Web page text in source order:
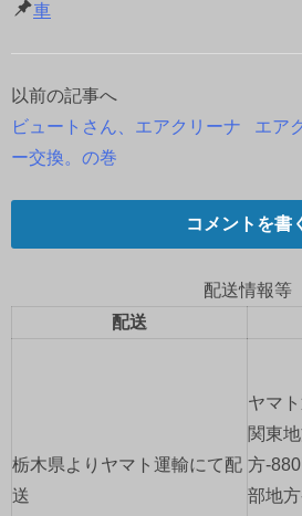
車
投
稿
ナ
ビ
ー
ン
以前の記事へ
ビュートさん、エアクリーナ
ー交換。の巻
エア
コメントを書
配送情報等
配送
栃木県よりヤマト運輸にて配
送
ヤマ
関東
方-
部地